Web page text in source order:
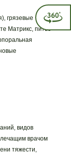
грязевые
Матрикс, питье
видов
лечащим врачом
тяжести,